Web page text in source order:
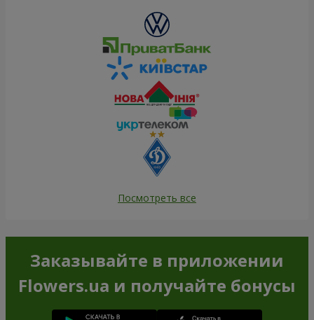
Посмотреть все
Заказывайте в приложении
Flowers.ua и получайте бонусы